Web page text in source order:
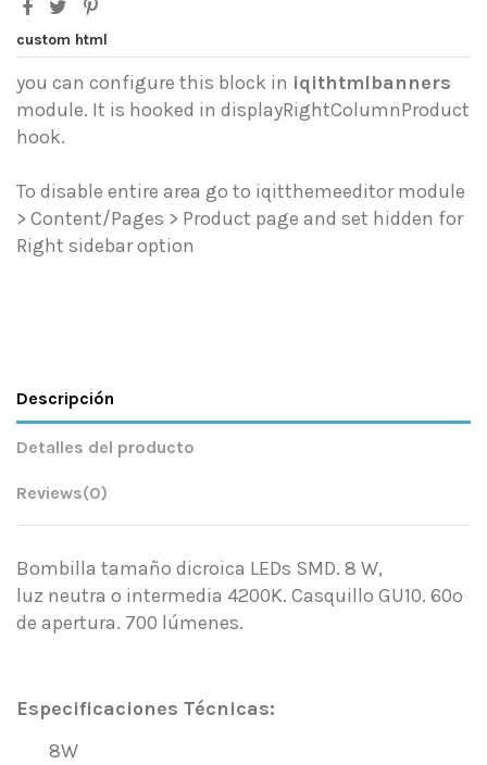
custom html
you can configure this block in iqithtmlbanners
module. It is hooked in displayRightColumnProduct
hook.
To disable entire area go to iqitthemeeditor module
> Content/Pages > Product page and set hidden for
Right sidebar option
Descripción
Detalles del producto
Reviews(0)
Bombilla tamaño dicroica LEDs SMD. 8 W,
luz neutra o intermedia 4200K. Casquillo GU10. 60º
de apertura. 700 lúmenes.
Especificaciones Técnicas:
8W